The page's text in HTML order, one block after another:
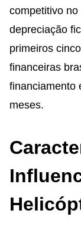
competitivo
depreciação
primeiros
financeiras
financiamento
meses.